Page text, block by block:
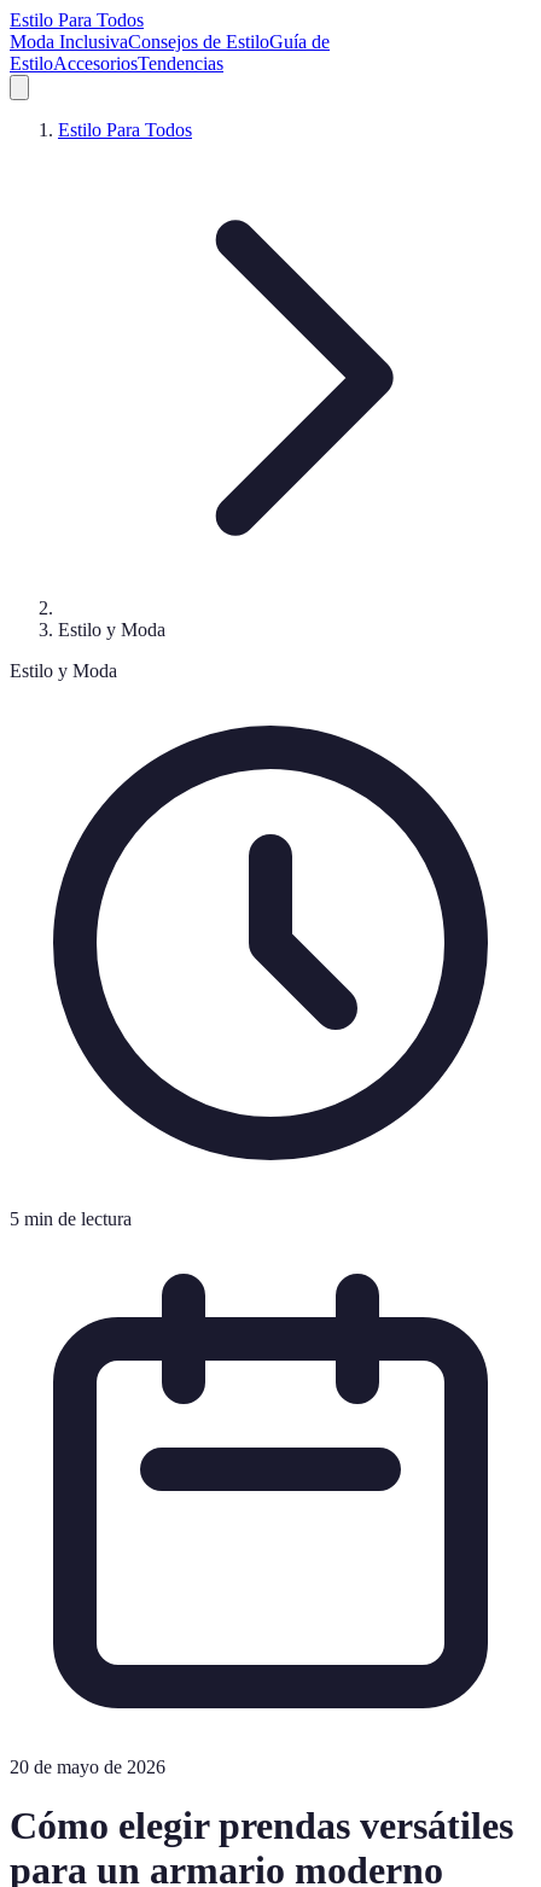
Estilo Para Todos
Moda InclusivaConsejos de EstiloGuía de
EstiloAccesoriosTendencias
Estilo Para Todos
Estilo y Moda
Estilo y Moda
5 min de lectura
20 de mayo de 2026
Cómo elegir prendas versátiles
para un armario moderno